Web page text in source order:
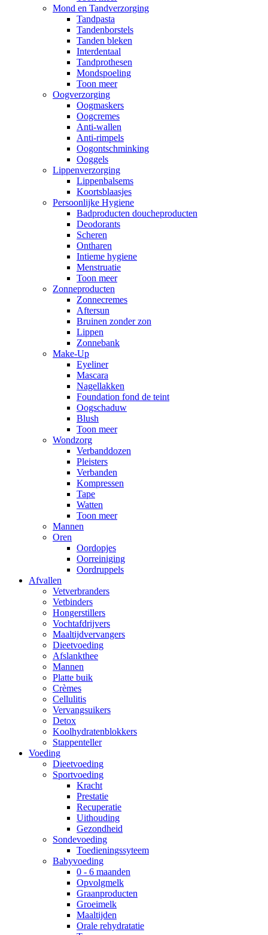
Mond en Tandverzorging
Tandpasta
Tandenborstels
Tanden bleken
Interdentaal
Tandprothesen
Mondspoeling
Toon meer
Oogverzorging
Oogmaskers
Oogcremes
Anti-wallen
Anti-rimpels
Oogontschminking
Ooggels
Lippenverzorging
Lippenbalsems
Koortsblaasjes
Persoonlijke Hygiene
Badproducten doucheproducten
Deodorants
Scheren
Ontharen
Intieme hygiene
Menstruatie
Toon meer
Zonneproducten
Zonnecremes
Aftersun
Bruinen zonder zon
Lippen
Zonnebank
Make-Up
Eyeliner
Mascara
Nagellakken
Foundation fond de teint
Oogschaduw
Blush
Toon meer
Wondzorg
Verbanddozen
Pleisters
Verbanden
Kompressen
Tape
Watten
Toon meer
Mannen
Oren
Oordopjes
Oorreiniging
Oordruppels
Afvallen
Vetverbranders
Vetbinders
Hongerstillers
Vochtafdrijvers
Maaltijdvervangers
Dieetvoeding
Afslankthee
Mannen
Platte buik
Crèmes
Cellulitis
Vervangsuikers
Detox
Koolhydratenblokkers
Stappenteller
Voeding
Dieetvoeding
Sportvoeding
Kracht
Prestatie
Recuperatie
Uithouding
Gezondheid
Sondevoeding
Toedieningssyteem
Babyvoeding
0 - 6 maanden
Opvolgmelk
Graanproducten
Groeimelk
Maaltijden
Orale rehydratatie